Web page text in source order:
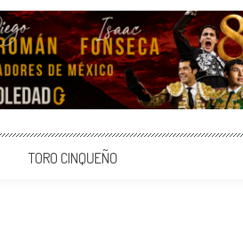
TORO CINQUEÑO